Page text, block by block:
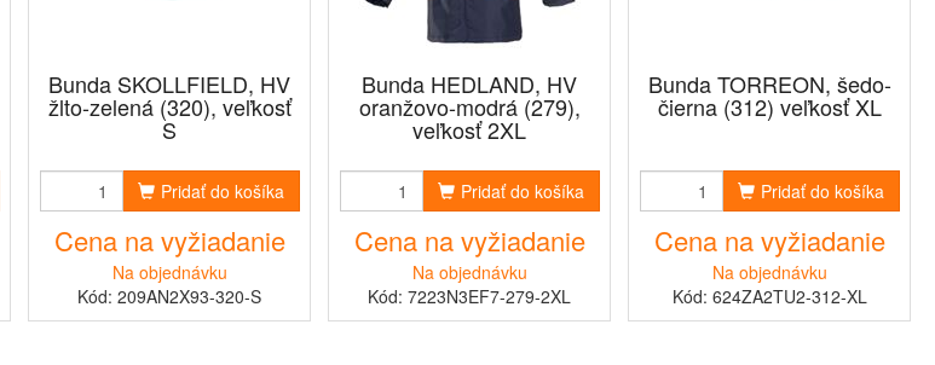
Bunda SKOLLFIELD, HV
žlto-zelená (320), veľkosť
S
Pridať do košíka
Cena na vyžiadanie
Na objednávku
Kód: 209AN2X93-320-S
Bunda HEDLAND, HV
oranžovo-modrá (279),
veľkosť 2XL
Pridať do košíka
Cena na vyžiadanie
Na objednávku
Kód: 7223N3EF7-279-2XL
Bunda TORREON, šedo-
čierna (312) veľkosť XL
Pridať do košíka
Cena na vyžiadanie
Na objednávku
Kód: 624ZA2TU2-312-XL